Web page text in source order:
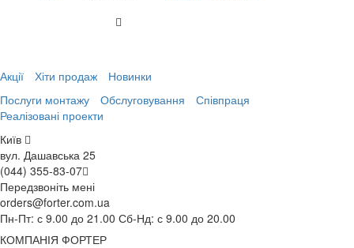
Акції Хіти продаж
Новинки
Послуги монтажу
Обслуговування
Співпраця
Реалізовані проекти
Київ
вул. Дашавська 25
(044) 355-83-07
Передзвоніть мені
orders@forter.com.ua
Пн-Пт: с 9.00 до 21.00 Сб-Нд: с 9.00 до 20.00
КОМПАНІЯ ФОРТЕР